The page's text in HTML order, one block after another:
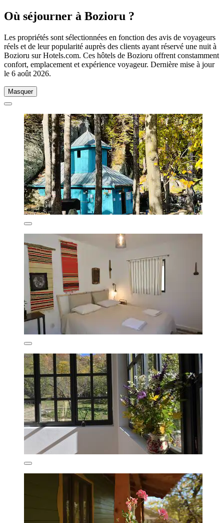
Où séjourner à Bozioru ?
Les propriétés sont sélectionnées en fonction des avis de voyageurs
réels et de leur popularité auprès des clients ayant réservé une nuit à
Bozioru sur Hotels.com. Ces hôtels de Bozioru offrent constamment
confort, emplacement et expérience voyageur. Dernière mise à jour
le 6 août 2026.
Masquer